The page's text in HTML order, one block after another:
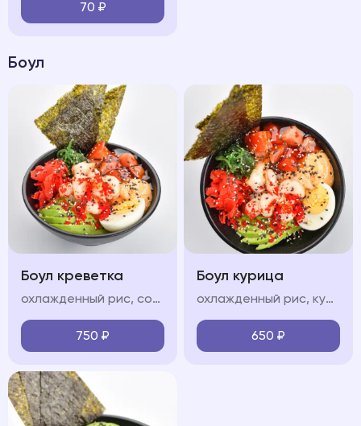
70 ₽
Боул
Боул креветка
охлажденный рис, сочные тигровые креветки, свежие овощи (огурец, авокадо, черри), яйцо, водоросли чукка, нори, икра "тобико", соус "терияки", соус "спайси", кунжут
750 ₽
Боул курица
охлажденный рис, куриная грудка, обжаренные в соусе терияки, свежие овощи (огурец, авокадо, черри), яйцо, водоросли чукка, нори, икра "тобико", соус "терияки", соус "спайси", кунжут
650 ₽